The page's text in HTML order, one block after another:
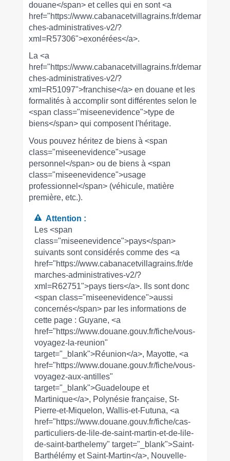
douane</span> et celles qui en sont <a
href="https://www.cabanacetvillagrains.fr/demar
ches-administratives-v2/?
xml=R57306">exonérées</a>.
La <a
href="https://www.cabanacetvillagrains.fr/demar
ches-administratives-v2/?
xml=R51097">franchise</a> en douane et les
formalités à accomplir sont différentes selon le
<span class="miseenevidence">type de
biens</span> qui composent l'héritage.
Vous pouvez héritez de biens à <span
class="miseenevidence">usage
personnel</span> ou de biens à <span
class="miseenevidence">usage
professionnel</span> (véhicule, matière
première, etc.).
Attention :
Les <span
class="miseenevidence">pays</span>
suivants sont considérés comme des <a
href="https://www.cabanacetvillagrains.fr/de
marches-administratives-v2/?
xml=R62751">pays tiers</a>. Ils sont donc
<span class="miseenevidence">aussi
concernés</span> par les informations de
cette page : Guyane, <a
href="https://www.douane.gouv.fr/fiche/vous-
voyagez-la-reunion"
target="_blank">Réunion</a>, Mayotte, <a
href="https://www.douane.gouv.fr/fiche/vous-
voyagez-aux-antilles"
target="_blank">Guadeloupe et
Martinique</a>, Polynésie française, St-
Pierre-et-Miquelon, Wallis-et-Futuna, <a
href="https://www.douane.gouv.fr/fiche/cas-
particuliers-de-lile-de-saint-martin-et-de-lile-
de-saint-barthelemy" target="_blank">Saint-
Barthélémy et Saint-Martin</a>, Nouvelle-